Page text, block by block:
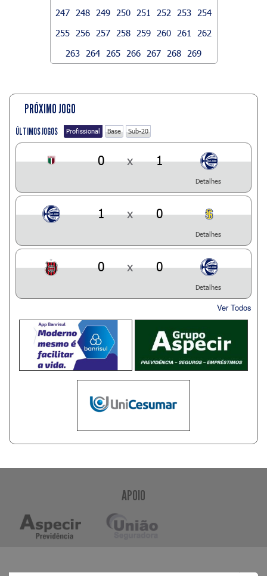
247
248 249 250 251 252 253
254
255
256 257 258 259 260 261
262
263
264 265 266 267 268 269
PRÓXIMO JOGO
ÚLTIMOS JOGOS Profissional Base Sub-20
0 x 1
Detalhes
1 x 0
Detalhes
0 x 0
Detalhes
Ver Todos
APOIO